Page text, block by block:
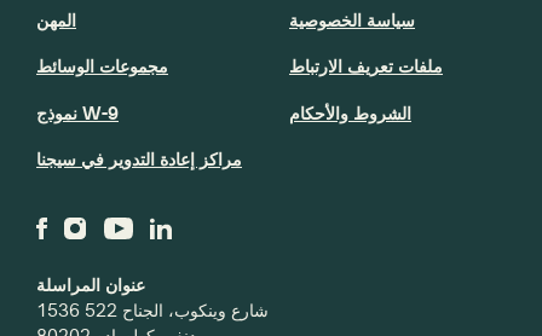
عنوان المراسلة
1536 شارع وينكوب، الجناح 522
المهن
مجموعات الوسائط
نموذج W-9
مراكز إعادة التدوير في سيجنا
سياسة الخصوصية
ملفات تعريف الارتباط
الشروط والأحكام